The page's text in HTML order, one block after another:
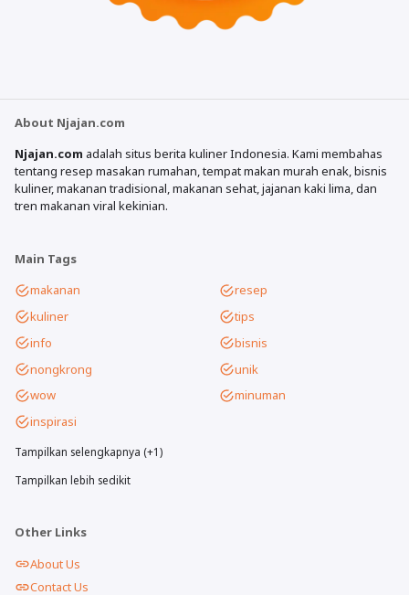
About Njajan.com
Njajan.com adalah situs berita kuliner Indonesia. Kami membahas
tentang resep masakan rumahan, tempat makan murah enak, bisnis
kuliner, makanan tradisional, makanan sehat, jajanan kaki lima, dan
tren makanan viral kekinian.
Main Tags
makanan
resep
kuliner
tips
info
bisnis
nongkrong
unik
wow
minuman
inspirasi
Tampilkan selengkapnya (+1)
Tampilkan lebih sedikit
Other Links
About Us
Contact Us